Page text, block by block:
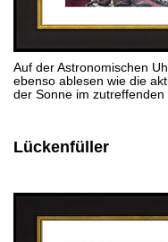
Auf der Astronomischen
ebenso ablesen wie die
der Sonne im zutreffenden
Lückenfüller